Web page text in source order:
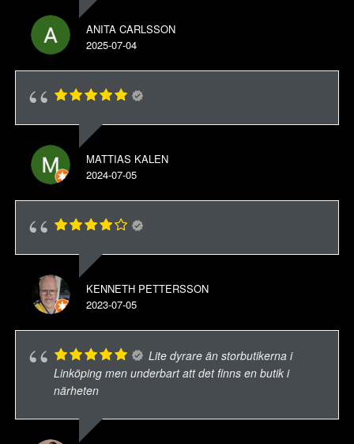
ANITA CARLSSON
2025-07-04
MATTIAS KALEN
2024-07-05
KENNETH PETTERSSON
2023-07-05
Lite dyrare än storbutikerna i
Linköping men underbart att det finns en butik i
närheten